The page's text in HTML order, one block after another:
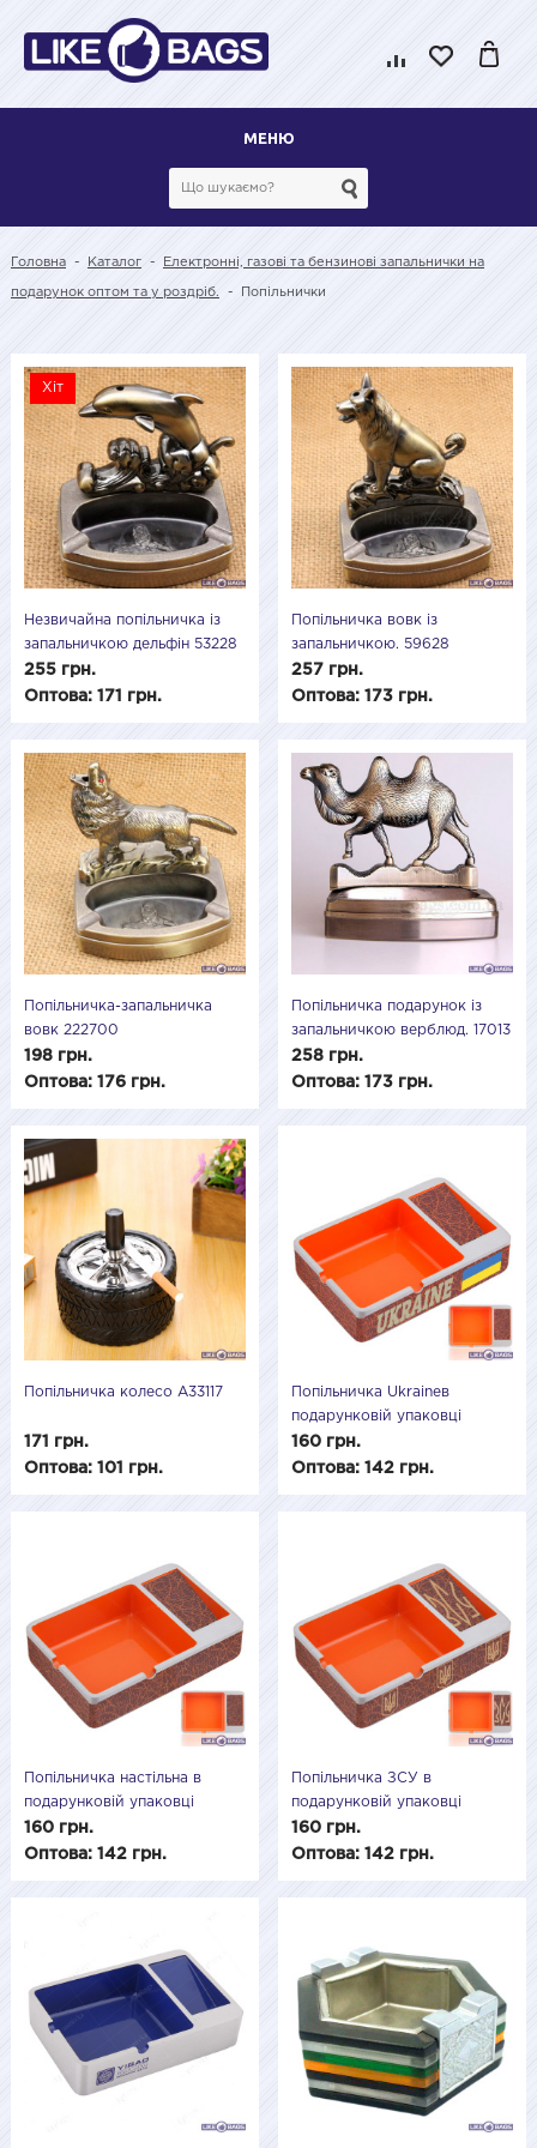
МЕНЮ
Головна - Каталог - Електронні, газові та бензинові запальнички на
подарунок оптом та у роздріб. - Попільнички
Хіт
Незвичайна попільничка із
запальничкою дельфін 53228
255 грн.
Оптова: 171 грн.
Попільничка вовк із
запальничкою. 59628
257 грн.
Оптова: 173 грн.
Попільничка-запальничка
вовк 222700
198 грн.
Оптова: 176 грн.
Попільничка подарунок із
запальничкою верблюд. 17013
258 грн.
Оптова: 173 грн.
Попільничка колесо A33117
171 грн.
Оптова: 101 грн.
Попільничка Ukraineв
подарунковій упаковці
LB25810U7
160 грн.
Оптова: 142 грн.
Попільничка настільна в
подарунковій упаковці
US25810U3
160 грн.
Оптова: 142 грн.
Попільничка ЗСУ в
подарунковій упаковці
US25810U2
160 грн.
Оптова: 142 грн.